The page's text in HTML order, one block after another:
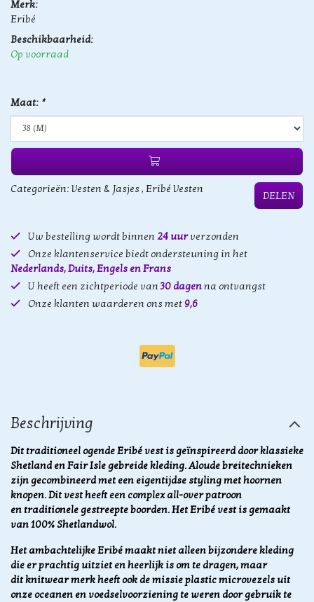
Merk:
Eribé
Beschikbaarheid:
Op voorraad
Maat: *
Categorieën: Vesten & Jasjes, Eribé Vesten
DELEN
Uw bestelling wordt binnen 24 uurverzonden
Onze klantenservice biedt ondersteuning in het
Nederlands, Duits, Engels en Frans
U heeft een zichtperiode van30 dagenna ontvangst
Onze klanten waarderen ons met 9,6
Beschrijving
Dit traditioneel ogende Eribé vest is geïnspireerd door klassieke
Shetland en Fair Isle gebreide kleding. Aloude breitechnieken
zijn gecombineerd met een eigentijdse styling met hoornen
knopen. Dit vest heeft een complex all-over patroon
en traditionele gestreepte boorden. Het Eribé vest is gemaakt
van 100% Shetlandwol.
Het ambachtelijke Eribé maakt niet alleen bijzondere kleding
die er prachtig uitziet en heerlijk is om te dragen, maar
dit knitwear merk heeft ook de missie plastic microvezels uit
onze oceanen en voedselvoorziening te weren door gebruik te